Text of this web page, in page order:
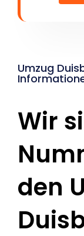
Umzug
Wir
den